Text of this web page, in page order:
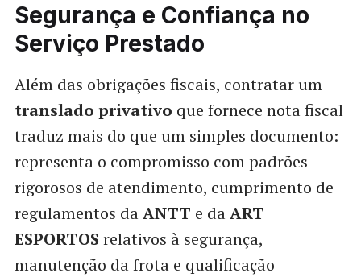
Segurança e Confiança no
Serviço Prestado
Além das obrigações fiscais, contratar um
translado privativo que fornece nota fiscal
traduz mais do que um simples documento:
representa o compromisso com padrões
rigorosos de atendimento, cumprimento de
regulamentos daANTT e daART
ESPORTOS relativos à segurança,
manutenção da frota e qualificação